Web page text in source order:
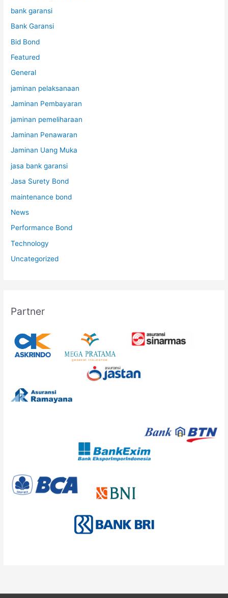
bank garansi
Bank Garansi
Bid Bond
Featured
General
jaminan pelaksanaan
Jaminan Pembayaran
jaminan pemeliharaan
Jaminan Penawaran
Jaminan Uang Muka
jasa bank garansi
Jasa Surety Bond
maintenance bond
News
Performance Bond
Technology
Uncategorized
Partner